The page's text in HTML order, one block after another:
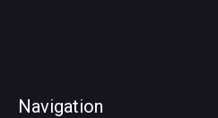
Navigation